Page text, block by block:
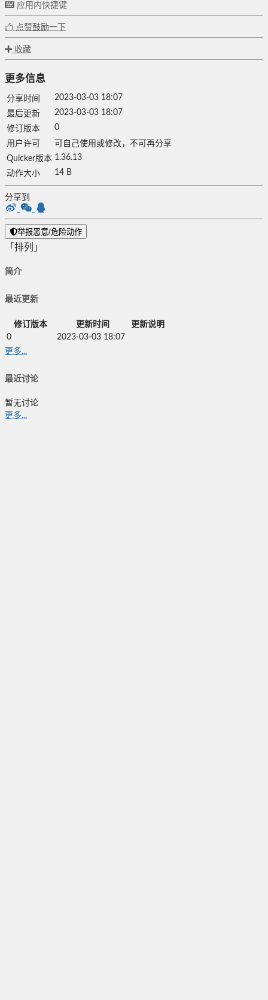
应用内快捷键
点赞鼓励一下
收藏
更多信息
分享时间
2023-03-03 18:07
最后更新
2023-03-03 18:07
修订版本
0
用户许可
可自己使用或修改，不可再分享
Quicker版本 1.36.13
动作大小
14 B
分享到
举报恶意/危险动作
「排列」
简介
最近更新
修订版本 更新时间
更新说明
0
2023-03-03 18:07
更多...
最近讨论
暂无讨论
更多...